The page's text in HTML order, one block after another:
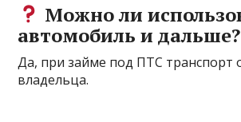
Можно ли
автомобиль и дальше?
Да, при займе под ПТС транспорт
владельца.